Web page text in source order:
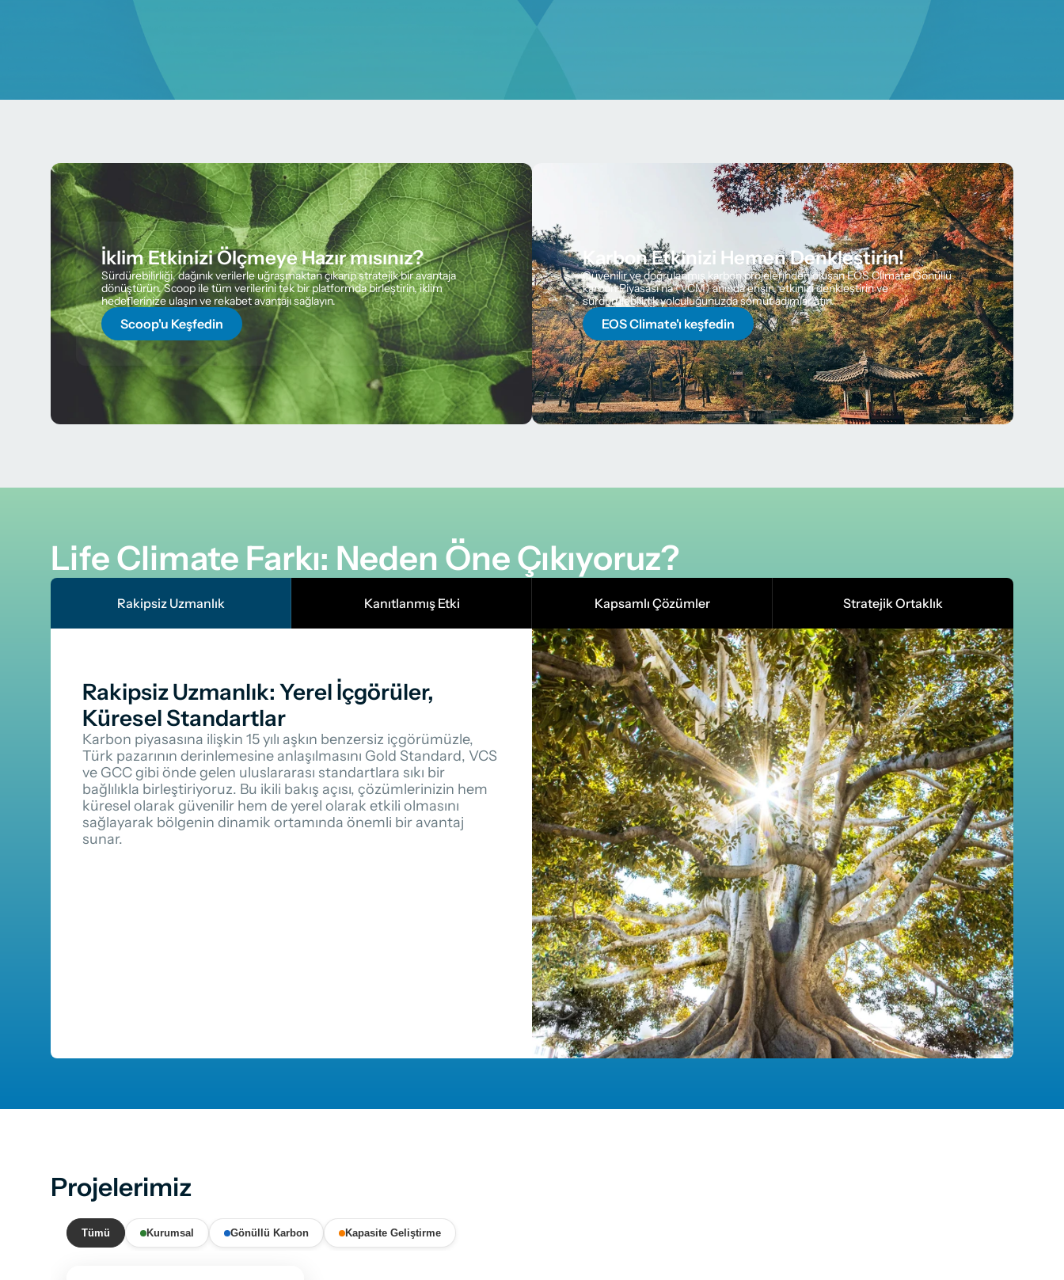
İklim Etkinizi Ölçmeye Hazır mısınız?
Sürdürebilirliği, dağınık verilerle uğraşmaktan çıkarıp stratejik bir avantaja
dönüştürün. Scoop ile tüm verilerini tek bir platformda birleştirin, iklim
hedeflerinize ulaşın ve rekabet avantajı sağlayın.
Scoop'u Keşfedin
Karbon Etkinizi Hemen Denkleştirin!
Güvenilir ve doğrulanmış karbon projelerinden oluşan EOS Climate Gönüllü
karbon Piyasası’na (VCM) anında erişin, etkinizi denkleştirin ve
sürdürülebilirlik yolculuğunuzda somut adımlar atın.
EOS Climate'ı keşfedin
Life Climate Farkı: Neden Öne Çıkıyoruz?
Rakipsiz Uzmanlık Kanıtlanmış Etki Kapsamlı Çözümler Stratejik Ortaklık
Rakipsiz Uzmanlık: Yerel İçgörüler,
Küresel Standartlar
Karbon piyasasına ilişkin 15 yılı aşkın benzersiz içgörümüzle,
Türk pazarının derinlemesine anlaşılmasını Gold Standard, VCS
ve GCC gibi önde gelen uluslararası standartlara sıkı bir
bağlılıkla birleştiriyoruz. Bu ikili bakış açısı, çözümlerinizin hem
küresel olarak güvenilir hem de yerel olarak etkili olmasını
sağlayarak bölgenin dinamik ortamında önemli bir avantaj
sunar.
Projelerimiz
Tümü Kurumsal Gönüllü Karbon Kapasite Geliştirme